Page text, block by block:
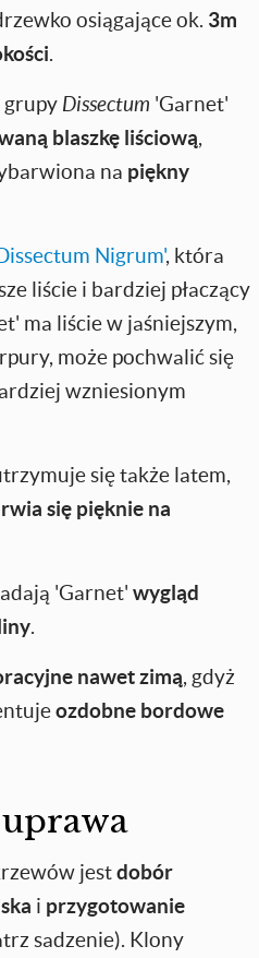
osiągające ok. 3m
.
grupy Dissectum 'Garnet'
blaszkę liściową,
na piękny
Nigrum', która
liście i bardziej płaczący
ma liście w jaśniejszym,
może pochwalić się
wzniesionym
się także latem,
się pięknie na
'Garnet' wygląd
.
nawet zimą, gdyż
ozdobne bordowe
jestdobór
i przygotowanie
sadzenie). Klony